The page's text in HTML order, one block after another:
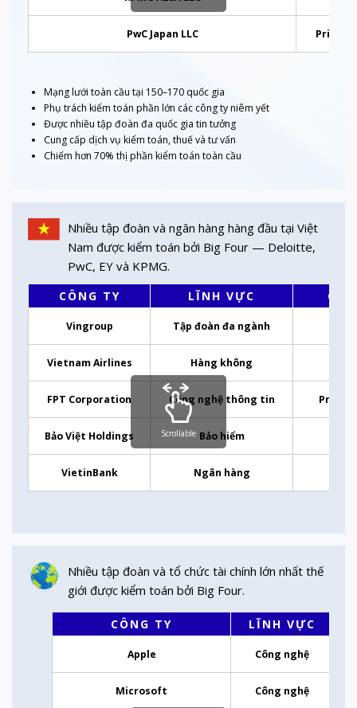
PwC Japan LLC
Mạng lưới toàn cầu tại 150–170 quốc gia
Phụ trách kiểm toán phần lớn các công ty niêm yết
Được nhiều tập đoàn đa quốc gia tin tưởng
Cung cấp dịch vụ kiểm toán, thuế và tư vấn
Chiếm hơn 70% thị phần kiểm toán toàn cầu
Nhiều tập đoàn và ngân hàng hàng đầu tại Việt
Nam được kiểm toán bởi Big Four — Deloitte,
PwC, EY và KPMG.
CÔNG TY LĨNH VỰC
Vingroup Tập đoàn đa ngành
Vietnam Airlines Hàng không
FPT Corporation Công nghệ thông tin
Bảo Việt Holdings Bảo hiểm
VietinBank Ngân hàng
Scrollable
Nhiều tập đoàn và tổ chức tài chính lớn nhất thế
giới được kiểm toán bởi Big Four.
CÔNG TY LĨNH VỰC
Apple Công nghệ
Microsoft Công nghệ